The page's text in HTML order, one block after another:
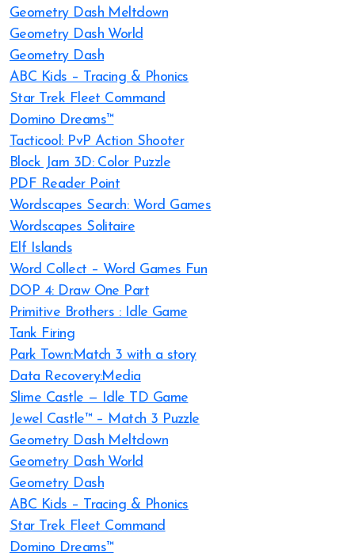
Geometry Dash Meltdown
Geometry Dash World
Geometry Dash
ABC Kids – Tracing & Phonics
Star Trek Fleet Command
Domino Dreams™
Tacticool: PvP Action Shooter
Block Jam 3D: Color Puzzle
PDF Reader Point
Wordscapes Search: Word Games
Wordscapes Solitaire
Elf Islands
Word Collect – Word Games Fun
DOP 4: Draw One Part
Primitive Brothers : Idle Game
Tank Firing
Park Town:Match 3 with a story
Data Recovery:Media
Slime Castle — Idle TD Game
Jewel Castle™ – Match 3 Puzzle
Geometry Dash Meltdown
Geometry Dash World
Geometry Dash
ABC Kids – Tracing & Phonics
Star Trek Fleet Command
Domino Dreams™